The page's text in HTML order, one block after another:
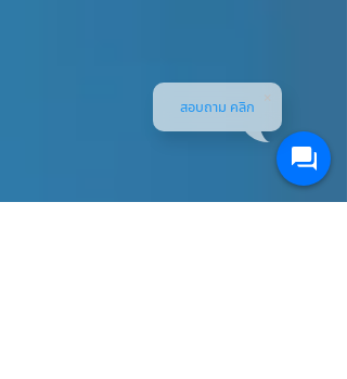
สอบถาม คลิก